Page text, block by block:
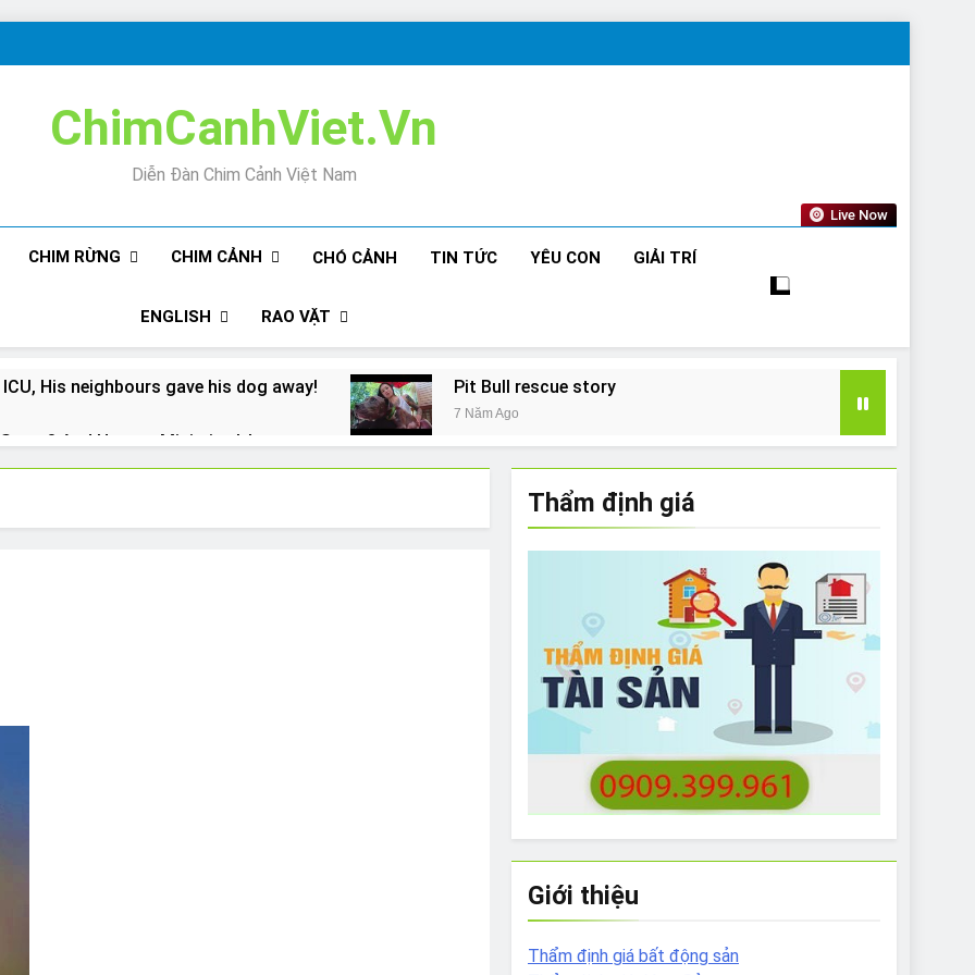
ChimCanhViet.Vn
Diễn Đàn Chim Cảnh Việt Nam
Live Now
CHIM RỪNG CHIM CẢNH CHÓ CẢNH TIN TỨC YÊU CON GIẢI TRÍ
ENGLISH RAO VẶT
His neighbours gave his dog away! Pit Bull rescue story
7 Năm Ago
And How to Minimize It!
Not as much as you think and here’s why!
The Ultimate Guide to What Bulldogs Can (and can’t) Eat
And How to Train Them! How Often Do I Need to Groom My Bulldog
Thẩm định giá
Giới thiệu
Thẩm định giá bất động sản